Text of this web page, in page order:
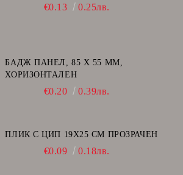
€0.13 0.25лв.
БАДЖ ПАНЕЛ, 85 Х 55 ММ,
ХОРИЗОНТАЛЕН
€0.20 0.39лв.
ПЛИК С ЦИП 19X25 CM ПРОЗРАЧЕН
€0.09 0.18лв.